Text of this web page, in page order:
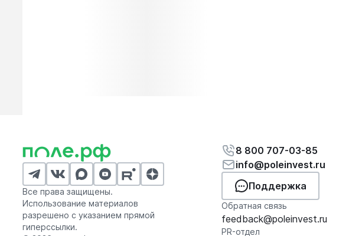
8 800 707-03-85
info@poleinvest.ru
Поддержка
Обратная связь
feedback@poleinvest.ru
PR-отдел
Все права защищены.
Использование материалов
разрешено с указанием прямой
гиперссылки.